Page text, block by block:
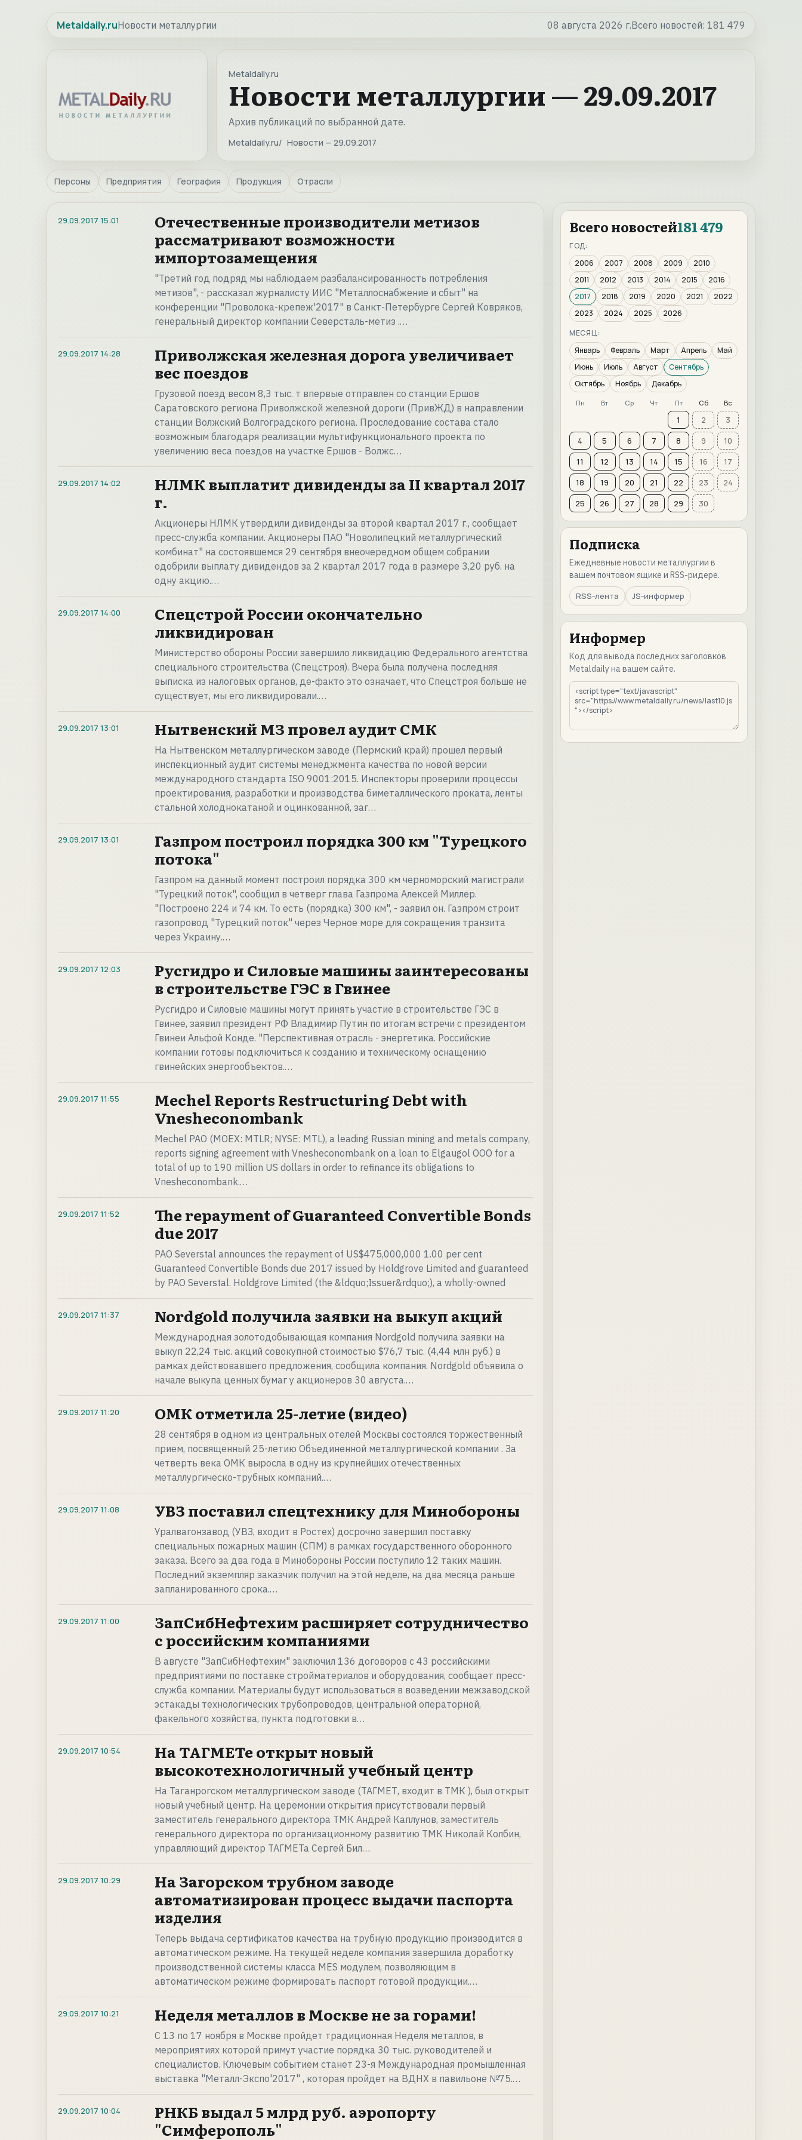
Metaldaily.ruНовости металлургии 08 августа 2026 г.Всего новостей: 181 479
Metaldaily.ru
Новости металлургии — 29.09.2017
Архив публикаций по выбранной дате.
Metaldaily.ru Новости — 29.09.2017
Персоны Предприятия География Продукция Отрасли
29.09.2017 15:01
Отечественные производители метизов
рассматривают возможности
импортозамещения
"Третий год подряд мы наблюдаем разбалансированность потребления
метизов", - рассказал журналисту ИИС "Металлоснабжение и сбыт" на
конференции "Проволока-крепеж'2017" в Санкт-Петербурге Сергей Ковряков,
генеральный директор компании Северсталь-метиз .…
29.09.2017 14:28
Приволжская железная дорога увеличивает
вес поездов
Грузовой поезд весом 8,3 тыс. т впервые отправлен со станции Ершов
Саратовского региона Приволжской железной дороги (ПривЖД) в направлении
станции Волжский Волгоградского региона. Проследование состава стало
возможным благодаря реализации мультифункционального проекта по
увеличению веса поездов на участке Ершов - Волжс…
29.09.2017 14:02
НЛМК выплатит дивиденды за II квартал 2017
г.
Акционеры НЛМК утвердили дивиденды за второй квартал 2017 г., сообщает
пресс-служба компании. Акционеры ПАО "Новолипецкий металлургический
комбинат" на состоявшемся 29 сентября внеочередном общем собрании
одобрили выплату дивидендов за 2 квартал 2017 года в размере 3,20 руб. на
одну акцию.…
29.09.2017 14:00
Спецстрой России окончательно
ликвидирован
Министерство обороны России завершило ликвидацию Федерального агентства
специального строительства (Спецстроя). Вчера была получена последняя
выписка из налоговых органов, де-факто это означает, что Спецстроя больше не
существует, мы его ликвидировали.…
29.09.2017 13:01 Нытвенский МЗ провел аудит СМК
На Нытвенском металлургическом заводе (Пермский край) прошел первый
инспекционный аудит системы менеджмента качества по новой версии
международного стандарта ISO 9001:2015. Инспекторы проверили процессы
проектирования, разработки и производства биметаллического проката, ленты
стальной холоднокатаной и оцинкованной, заг…
29.09.2017 13:01
Газпром построил порядка 300 км "Турецкого
потока"
Газпром на данный момент построил порядка 300 км черноморский магистрали
"Турецкий поток", сообщил в четверг глава Газпрома Алексей Миллер.
"Построено 224 и 74 км. То есть (порядка) 300 км", - заявил он. Газпром строит
газопровод "Турецкий поток" через Черное море для сокращения транзита
через Украину.…
29.09.2017 12:03
Русгидро и Силовые машины заинтересованы
в строительстве ГЭС в Гвинее
Русгидро и Силовые машины могут принять участие в строительстве ГЭС в
Гвинее, заявил президент РФ Владимир Путин по итогам встречи с президентом
Гвинеи Альфой Конде. "Перспективная отрасль - энергетика. Российские
компании готовы подключиться к созданию и техническому оснащению
гвинейских энергообъектов.…
29.09.2017 11:55
Mechel Reports Restructuring Debt with
Vnesheconombank
Mechel PAO (MOEX: MTLR; NYSE: MTL), a leading Russian mining and metals company,
reports signing agreement with Vnesheconombank on a loan to Elgaugol OOO for a
total of up to 190 million US dollars in order to refinance its obligations to
Vnesheconombank.…
29.09.2017 11:52
The repayment of Guaranteed Convertible Bonds
due 2017
PAO Severstal announces the repayment of US$475,000,000 1.00 per cent
Guaranteed Convertible Bonds due 2017 issued by Holdgrove Limited and guaranteed
by PAO Severstal. Holdgrove Limited (the &ldquo;Issuer&rdquo;), a wholly-owned
29.09.2017 11:37 Nordgold получила заявки на выкуп акций
Международная золотодобывающая компания Nordgold получила заявки на
выкуп 22,24 тыс. акций совокупной стоимостью $76,7 тыс. (4,44 млн руб.) в
рамках действовавшего предложения, сообщила компания. Nordgold объявила о
начале выкупа ценных бумаг у акционеров 30 августа.…
29.09.2017 11:20 ОМК отметила 25-летие (видео)
28 сентября в одном из центральных отелей Москвы состоялся торжественный
прием, посвященный 25-летию Объединенной металлургической компании . За
четверть века ОМК выросла в одну из крупнейших отечественных
металлургическо-трубных компаний.…
29.09.2017 11:08 УВЗ поставил спецтехнику для Минобороны
Уралвагонзавод (УВЗ, входит в Ростех) досрочно завершил поставку
специальных пожарных машин (СПМ) в рамках государственного оборонного
заказа. Всего за два года в Минобороны России поступило 12 таких машин.
Последний экземпляр заказчик получил на этой неделе, на два месяца раньше
запланированного срока.…
29.09.2017 11:00
ЗапСибНефтехим расширяет сотрудничество
с российским компаниями
В августе "ЗапСибНефтехим" заключил 136 договоров с 43 российскими
предприятиями по поставке стройматериалов и оборудования, сообщает пресс-
служба компании. Материалы будут использоваться в возведении межзаводской
эстакады технологических трубопроводов, центральной операторной,
факельного хозяйства, пункта подготовки в…
29.09.2017 10:54
На ТАГМЕТе открыт новый
высокотехнологичный учебный центр
На Таганрогском металлургическом заводе (ТАГМЕТ, входит в ТМК ), был открыт
новый учебный центр. На церемонии открытия присутствовали первый
заместитель генерального директора ТМК Андрей Каплунов, заместитель
генерального директора по организационному развитию ТМК Николай Колбин,
управляющий директор ТАГМЕТа Сергей Бил…
29.09.2017 10:29
На Загорском трубном заводе
автоматизирован процесс выдачи паспорта
изделия
Теперь выдача сертификатов качества на трубную продукцию производится в
автоматическом режиме. На текущей неделе компания завершила доработку
производственной системы класса MES модулем, позволяющим в
автоматическом режиме формировать паспорт готовой продукции.…
29.09.2017 10:21 Неделя металлов в Москве не за горами!
С 13 по 17 ноября в Москве пройдет традиционная Неделя металлов, в
мероприятиях которой примут участие порядка 30 тыс. руководителей и
специалистов. Ключевым событием станет 23-я Международная промышленная
выставка "Металл-Экспо'2017" , которая пройдет на ВДНХ в павильоне №75.…
29.09.2017 10:04
РНКБ выдал 5 млрд руб. аэропорту
"Симферополь"
Всего новостей181 479
ГОД:
2006
2007 2008 2009
2010
2011
2012 2013 2014 2015
2016
2017
2018 2019 2020 2021
2022
2023
2024 2025
2026
МЕСЯЦ:
Январь
Февраль Март Апрель
Май
Июнь
Июль Август
Сентябрь
Октябрь
Ноябрь Декабрь
Пн Вт Ср Чт Пт Сб Вс
1 2
3
4
5 6 7 8 9
10
11
12 13 14 15 16
17
18
19 20 21 22 23
24
25
26 27 28 29 30
Подписка
Ежедневные новости металлургии в
вашем почтовом ящике и RSS-ридере.
RSS-лента
JS-информер
Информер
Код для вывода последних заголовков
Metaldaily на вашем сайте.